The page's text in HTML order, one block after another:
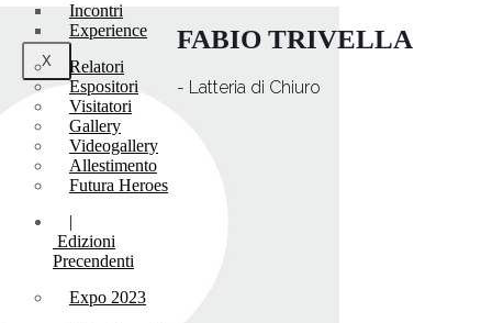
X
Incontri
Experience
Relatori
Espositori
Visitatori
Gallery
Videogallery
Allestimento
Futura Heroes
|
Edizioni
Precendenti
Expo 2023
FABIO TRIVELLA
- Latteria di Chiuro